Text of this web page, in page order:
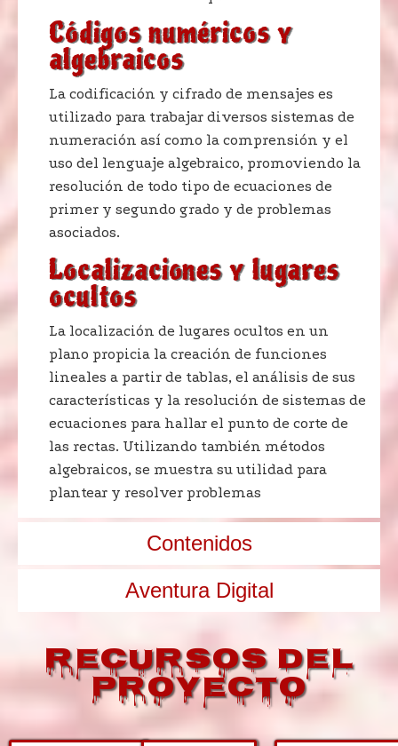
Contenidos
Aventura Digital
Códigos numéricos y
algebraicos
La codificación y cifrado de mensajes es
utilizado para trabajar diversos sistemas de
numeración así como la comprensión y el
uso del lenguaje algebraico, promoviendo la
resolución de todo tipo de ecuaciones de
primer y segundo grado y de problemas
asociados.
Localizaciones y lugares
ocultos
La localización de lugares ocultos en un
plano propicia la creación de funciones
lineales a partir de tablas, el análisis de sus
características y la resolución de sistemas de
ecuaciones para hallar el punto de corte de
las rectas. Utilizando también métodos
algebraicos, se muestra su utilidad para
plantear y resolver problemas
Recursos del
Proyecto